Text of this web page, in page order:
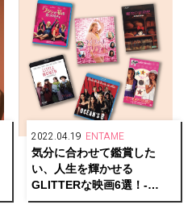
2022.04.19 ENTAME
気分に合わせて鑑賞した
い、人生を輝かせる
GLITTERな映画6選！-
part1-